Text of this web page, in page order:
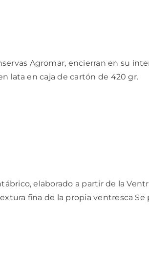
Agromar, encierran en su
lata en caja de cartón de 420 gr.
elaborado a partir de la
fina de la propia ventresca Se